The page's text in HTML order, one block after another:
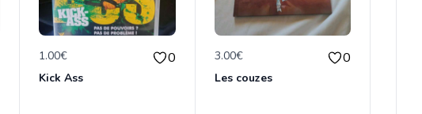
1.00€ 0
Kick Ass
3.00€ 0
Les couzes